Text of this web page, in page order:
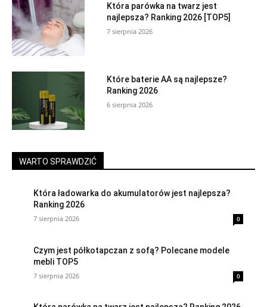
Która parówka na twarz jest
najlepsza? Ranking 2026 [TOP5]
7 sierpnia 2026
Które baterie AA są najlepsze?
Ranking 2026
6 sierpnia 2026
WARTO SPRAWDZIĆ
Która ładowarka do akumulatorów jest najlepsza?
Ranking 2026
7 sierpnia 2026 0
Czym jest półkotapczan z sofą? Polecane modele
mebli TOP5
7 sierpnia 2026 0